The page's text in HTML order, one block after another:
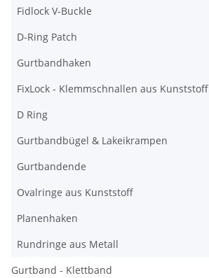
Fidlock V-Buckle
D-Ring Patch
Gurtbandhaken
FixLock - Klemmschnallen aus Kunststoff
D Ring
Gurtbandbügel & Lakeikrampen
Gurtbandende
Ovalringe aus Kunststoff
Planenhaken
Rundringe aus Metall
Gurtband - Klettband